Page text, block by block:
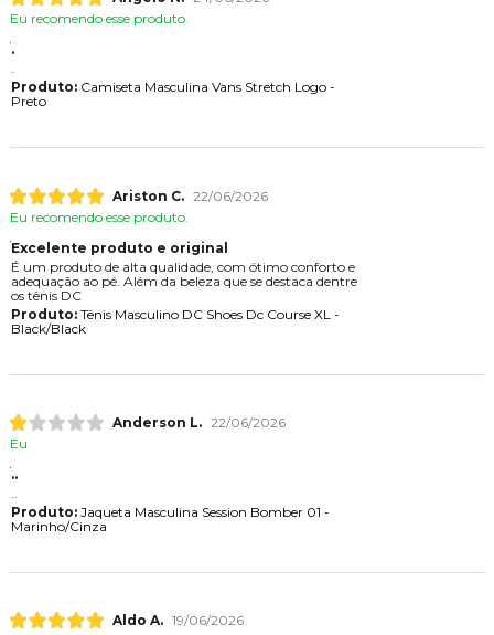
Eu recomendo esse produto.
.
.
Produto:Camiseta Masculina Vans Stretch Logo -
Preto
Ariston C. 22/06/2026
Eu recomendo esse produto.
Excelente produto e original
É um produto de alta qualidade, com ótimo conforto e
adequação ao pé. Além da beleza que se destaca dentre
os tênis DC
Produto:Tênis Masculino DC Shoes Dc Course XL -
Black/Black
Anderson L. 22/06/2026
Eu
..
..
Produto:Jaqueta Masculina Session Bomber 01 -
Marinho/Cinza
Aldo A. 19/06/2026